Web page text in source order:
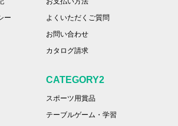
ー
よくいただくご質問
お問い合わせ
カタログ請求
CATEGORY2
スポーツ用賞品
テーブルゲーム・学習